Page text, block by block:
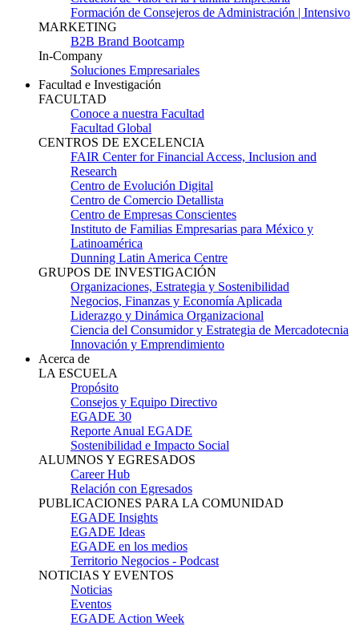
Formación de Consejeros de Administración | Intensivo
MARKETING
B2B Brand Bootcamp
In-Company
Soluciones Empresariales
Facultad e Investigación
FACULTAD
Conoce a nuestra Facultad
Facultad Global
CENTROS DE EXCELENCIA
FAIR Center for Financial Access, Inclusion and
Research
Centro de Evolución Digital
Centro de Comercio Detallista
Centro de Empresas Conscientes
Instituto de Familias Empresarias para México y
Latinoamérica
Dunning Latin America Centre
GRUPOS DE INVESTIGACIÓN
Organizaciones, Estrategia y Sostenibilidad
Negocios, Finanzas y Economía Aplicada
Liderazgo y Dinámica Organizacional
Ciencia del Consumidor y Estrategia de Mercadotecnia
Innovación y Emprendimiento
Acerca de
LA ESCUELA
Propósito
Consejos y Equipo Directivo
EGADE 30
Reporte Anual EGADE
Sostenibilidad e Impacto Social
ALUMNOS Y EGRESADOS
Career Hub
Relación con Egresados
PUBLICACIONES PARA LA COMUNIDAD
EGADE Insights
EGADE Ideas
EGADE en los medios
Territorio Negocios - Podcast
NOTICIAS Y EVENTOS
Noticias
Eventos
EGADE Action Week